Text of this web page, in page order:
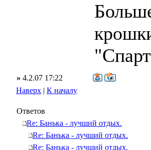
» 4.2.07 17:22
Наверх | К началу
Ответов
Re: Банька - лучший отдых.
Re: Банька - лучший отдых.
Re: Банька - лучший отдых.